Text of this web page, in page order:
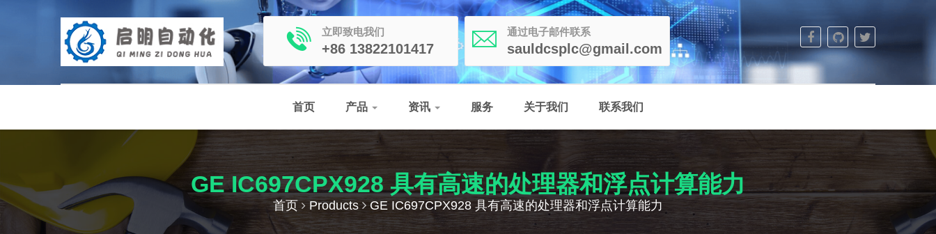
立即致电我们
+86 13822101417
通过电子邮件联系
sauldcsplc@gmail.com
首页 产品 资讯 服务 关于我们 联系我们
GE IC697CPX928 具有高速的处理器和浮点计算能力
首页 Products GE IC697CPX928 具有高速的处理器和浮点计算能力